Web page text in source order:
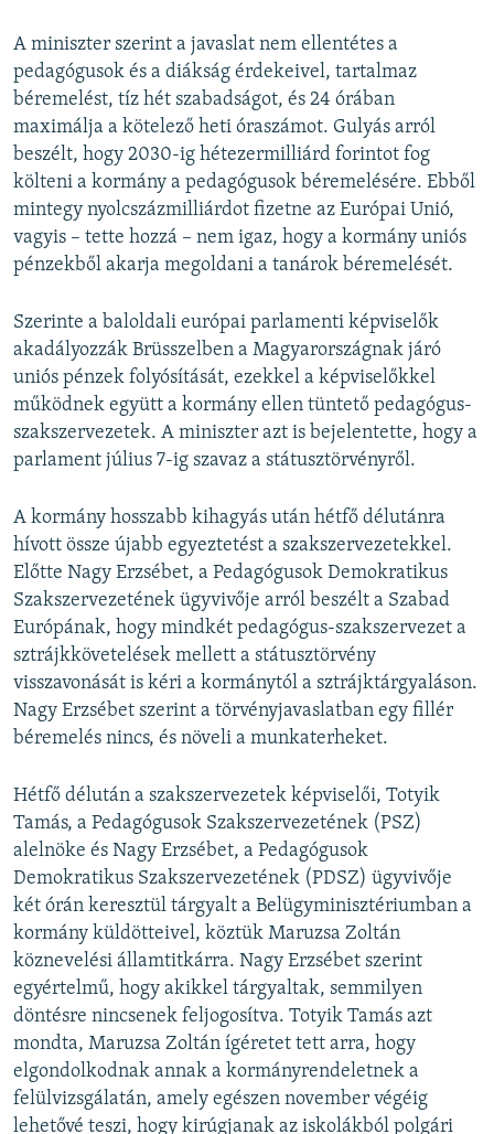
A miniszter szerint a javaslat nem ellentétes a
pedagógusok és a diákság érdekeivel, tartalmaz
béremelést, tíz hét szabadságot, és 24 órában
maximálja a kötelező heti óraszámot. Gulyás arról
beszélt, hogy 2030-ig hétezermilliárd forintot fog
költeni a kormány a pedagógusok béremelésére. Ebből
mintegy nyolcszázmilliárdot fizetne az Európai Unió,
vagyis – tette hozzá – nem igaz, hogy a kormány uniós
pénzekből akarja megoldani a tanárok béremelését.
Szerinte a baloldali európai parlamenti képviselők
akadályozzák Brüsszelben a Magyarországnak járó
uniós pénzek folyósítását, ezekkel a képviselőkkel
működnek együtt a kormány ellen tüntető pedagógus-
szakszervezetek. A miniszter azt is bejelentette, hogy a
parlament július 7-ig szavaz a státusztörvényről.
A kormány hosszabb kihagyás után hétfő délutánra
hívott össze újabb egyeztetést a szakszervezetekkel.
Előtte Nagy Erzsébet, a Pedagógusok Demokratikus
Szakszervezetének ügyvivője arról beszélt a Szabad
Európának, hogy mindkét pedagógus-szakszervezet a
sztrájkkövetelések mellett a státusztörvény
visszavonását is kéri a kormánytól a sztrájktárgyaláson.
Nagy Erzsébet szerint a törvényjavaslatban egy fillér
béremelés nincs, és növeli a munkaterheket.
Hétfő délután a szakszervezetek képviselői, Totyik
Tamás, a Pedagógusok Szakszervezetének (PSZ)
alelnöke és Nagy Erzsébet, a Pedagógusok
Demokratikus Szakszervezetének (PDSZ) ügyvivője
két órán keresztül tárgyalt a Belügyminisztériumban a
kormány küldötteivel, köztük Maruzsa Zoltán
köznevelési államtitkárra. Nagy Erzsébet szerint
egyértelmű, hogy akikkel tárgyaltak, semmilyen
döntésre nincsenek feljogosítva. Totyik Tamás azt
mondta, Maruzsa Zoltán ígéretet tett arra, hogy
elgondolkodnak annak a kormányrendeletnek a
felülvizsgálatán, amely egészen november végéig
lehetővé teszi, hogy kirúgjanak az iskolákból polgári